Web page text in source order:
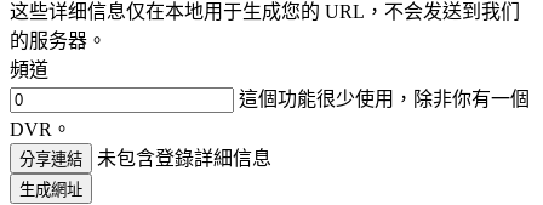
这些详细信息仅在本地用于生成您的 URL，不会发送到我们
的服务器。
頻道
這個功能很少使用，除非你有一個
DVR。
分享連結 未包含登錄詳細信息
生成網址